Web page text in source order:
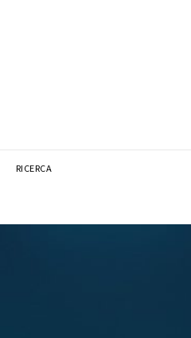
RICERCA